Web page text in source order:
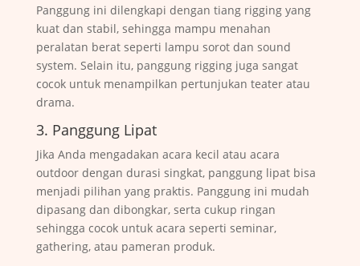
Panggung ini dilengkapi dengan tiang rigging yang
kuat dan stabil, sehingga mampu menahan
peralatan berat seperti lampu sorot dan sound
system. Selain itu, panggung rigging juga sangat
cocok untuk menampilkan pertunjukan teater atau
drama.
3. Panggung Lipat
Jika Anda mengadakan acara kecil atau acara
outdoor dengan durasi singkat, panggung lipat bisa
menjadi pilihan yang praktis. Panggung ini mudah
dipasang dan dibongkar, serta cukup ringan
sehingga cocok untuk acara seperti seminar,
gathering, atau pameran produk.